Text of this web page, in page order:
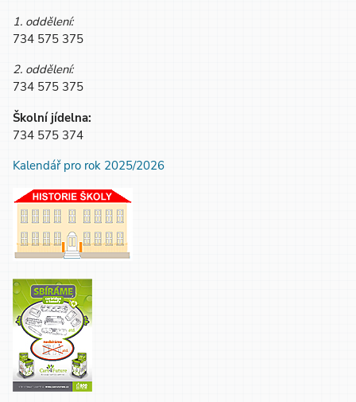
1. oddělení:
734 575 375
2. oddělení:
734 575 375
Školní jídelna:
734 575 374
Kalendář pro rok 2025/2026